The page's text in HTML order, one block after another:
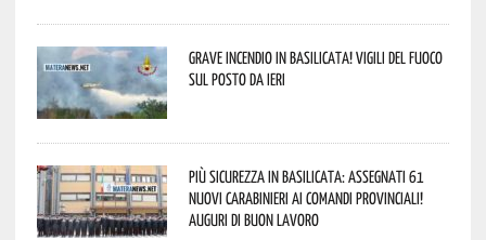
Grave incendio in Basilicata! Vigili del fuoco
sul posto da ieri
Più sicurezza in Basilicata: assegnati 61
nuovi Carabinieri ai Comandi provinciali!
Auguri di buon lavoro